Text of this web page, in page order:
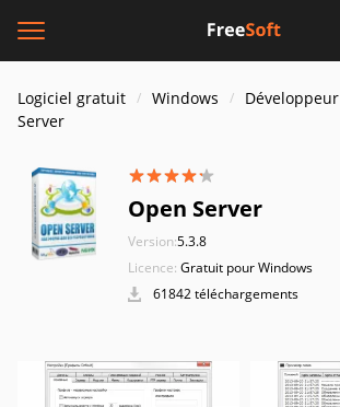
Logiciel gratuit Windows Développeur
Server
Open Server
Version:5.3.8
Licence: Gratuit pour Windows
61842 téléchargements